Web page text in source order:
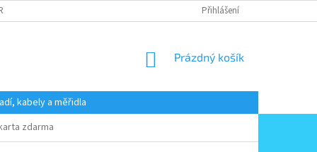
KONTAKT
Přihlášení
NÁKUPNÍ
Prázdný košík
kabely a měřidla
zdarma